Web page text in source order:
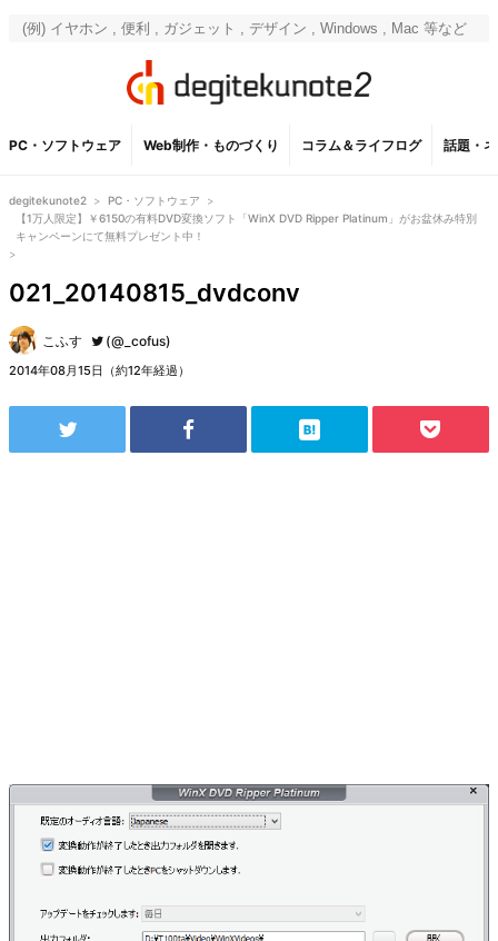
PC・ソフトウェア Web制作・ものづくり コラム＆ライフログ 話題・
degitekunote2 > PC・ソフトウェア
>
【1万人限定】￥6150の有料DVD変換ソフト「WinX DVD Ripper Platinum」がお盆休み特別
キャンペーンにて無料プレゼント中！
>
021_20140815_dvdconv
こふす (@_cofus)
2014年08月15日（約12年経過）